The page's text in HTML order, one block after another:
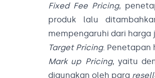
Fixed Fee Pricing,
produk lalu
mempengaruhi dari harga
Target Pricing. Penetapan
Mark up Pricing, yaitu
digunakan oleh para